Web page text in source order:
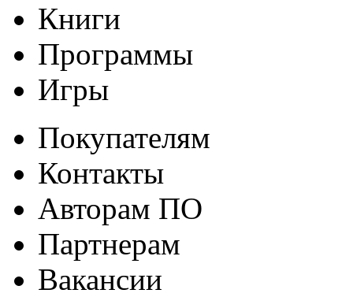
Книги
Программы
Игры
Покупателям
Контакты
Авторам ПО
Партнерам
Вакансии